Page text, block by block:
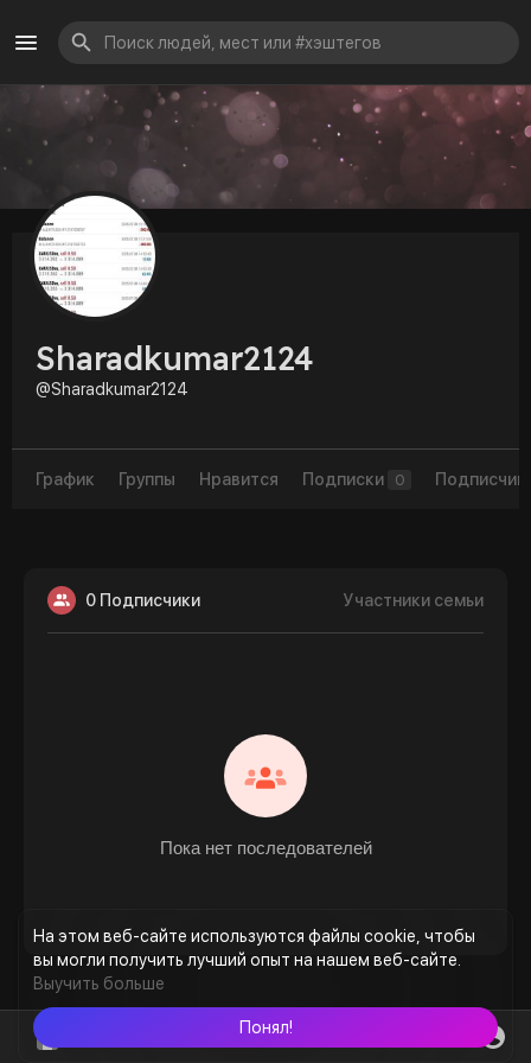
На этом веб-сайте используются файлы cookie, чтобы
вы могли получить лучший опыт на нашем веб-сайте.
Выучить больше
Понял!
Sharadkumar2124
@Sharadkumar2124
График Группы Нравится Подписки 0
0 Подписчики Участники семьи
Пока нет последователей